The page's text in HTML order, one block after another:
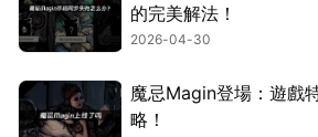
的完美解法！
2026-04-30
魔忌Magin登場：遊戲
略！